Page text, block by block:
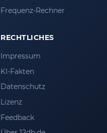
Frequenz-Rechner
RECHTLICHES
Impressum
KI-Fakten
Datenschutz
Lizenz
Feedback